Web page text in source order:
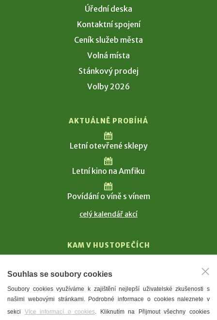
Úřední deska
Kontaktní spojení
Ceník služeb města
Volná místa
Stánkový prodej
Volby 2026
AKTUÁLNĚ PROBÍHÁ
Letní otevřené sklepy
Letní kino na Amfiku
Povídání o víně s vínem
celý kalendář akcí
KAM V HUSTOPEČÍCH
T. G. Masaryk
Mandloně
Ubytování
Souhlas se soubory cookies
Soubory cookies využíváme k zajištění nejlepší uživatelské zkušenosti s
našimi webovými stránkami. Podrobné informace o cookies naleznete v
sekci Více informací o cookies. Kliknutím na Přijmout všechny cookies